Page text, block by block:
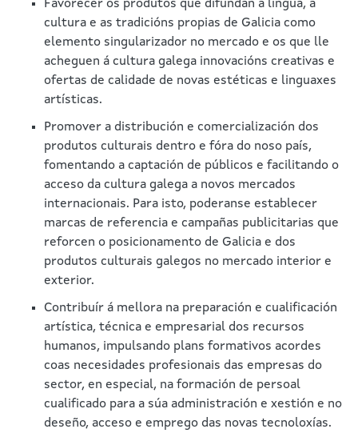
Favorecer os produtos que difundan a lingua, a
cultura e as tradicións propias de Galicia como
elemento singularizador no mercado e os que lle
acheguen á cultura galega innovacións creativas e
ofertas de calidade de novas estéticas e linguaxes
artísticas.
Promover a distribución e comercialización dos
produtos culturais dentro e fóra do noso país,
fomentando a captación de públicos e facilitando o
acceso da cultura galega a novos mercados
internacionais. Para isto, poderanse establecer
marcas de referencia e campañas publicitarias que
reforcen o posicionamento de Galicia e dos
produtos culturais galegos no mercado interior e
exterior.
Contribuír á mellora na preparación e cualificación
artística, técnica e empresarial dos recursos
humanos, impulsando plans formativos acordes
coas necesidades profesionais das empresas do
sector, en especial, na formación de persoal
cualificado para a súa administración e xestión e no
deseño, acceso e emprego das novas tecnoloxías.